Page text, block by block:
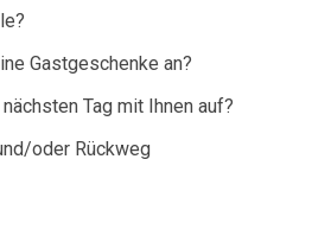
Gastgeschenke an?
Tag mit Ihnen auf?
oder Rückweg